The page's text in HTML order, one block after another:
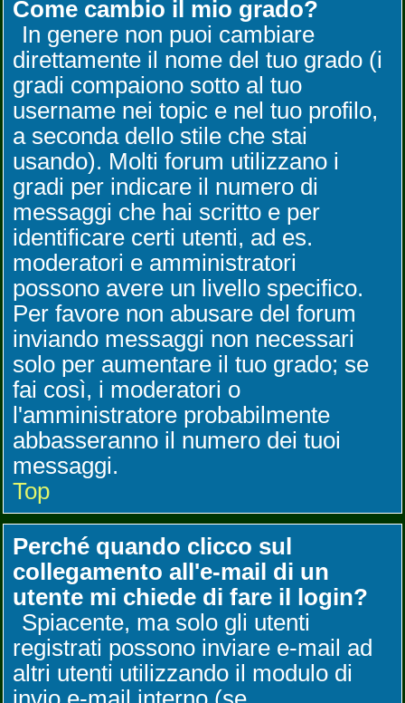
Come cambio il mio grado?
In genere non puoi cambiare
direttamente il nome del tuo grado (i
gradi compaiono sotto al tuo
username nei topic e nel tuo profilo,
a seconda dello stile che stai
usando). Molti forum utilizzano i
gradi per indicare il numero di
messaggi che hai scritto e per
identificare certi utenti, ad es.
moderatori e amministratori
possono avere un livello specifico.
Per favore non abusare del forum
inviando messaggi non necessari
solo per aumentare il tuo grado; se
fai così, i moderatori o
l'amministratore probabilmente
abbasseranno il numero dei tuoi
messaggi.
Top
Perché quando clicco sul
collegamento all'e-mail di un
utente mi chiede di fare il login?
Spiacente, ma solo gli utenti
registrati possono inviare e-mail ad
altri utenti utilizzando il modulo di